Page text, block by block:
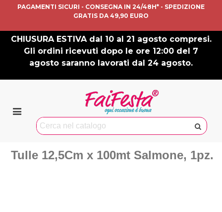
PAGAMENTI SICURI - CONSEGNA IN 24/48H* - SPEDIZIONE
GRATIS DA 49,90 EURO
CHIUSURA ESTIVA dal 10 al 21 agosto compresi.
Gli ordini ricevuti dopo le ore 12:00 del 7
agosto saranno lavorati dal 24 agosto.
Tulle 12,5Cm x 100mt Salmone, 1pz.